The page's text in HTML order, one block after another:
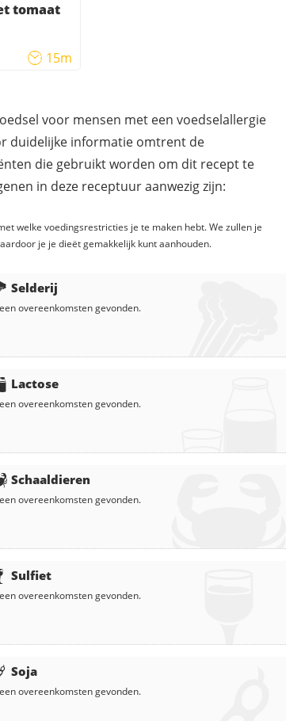
tomaat
15m
voor mensen met een voedselallergie
duidelijke informatie omtrent de
die gebruikt worden om dit recept te
in deze receptuur aanwezig zijn:
welke voedingsrestricties je te maken hebt. We zullen je
je je dieët gemakkelijk kunt aanhouden.
Selderij
overeenkomsten gevonden.
Lactose
overeenkomsten gevonden.
Schaaldieren
overeenkomsten gevonden.
Sulfiet
overeenkomsten gevonden.
Soja
overeenkomsten gevonden.